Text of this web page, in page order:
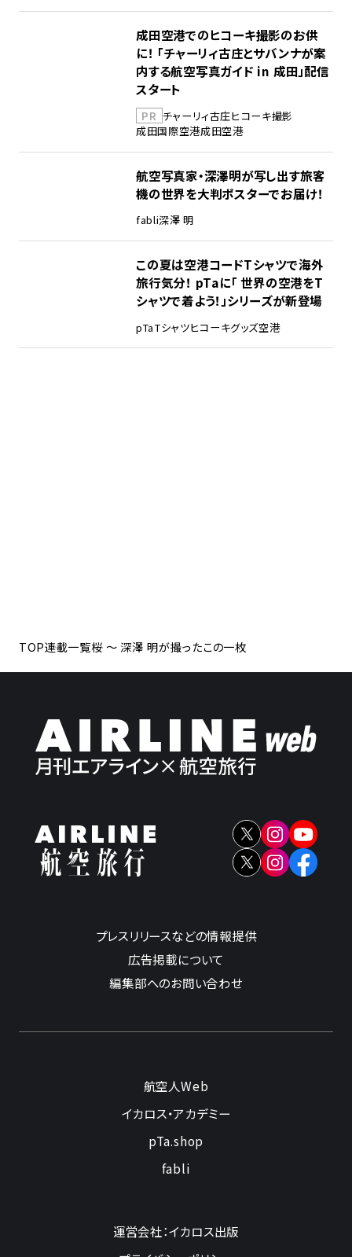
成田空港でのヒコーキ撮影のお供
に！ 「チャーリィ古庄とサバンナが案
内する航空写真ガイド in 成田」配信
スタート
PR チャーリィ古庄ヒコーキ撮影
成田国際空港成田空港
航空写真家・深澤明が写し出す旅客
機の世界を大判ポスターでお届け！
fabli深澤 明
この夏は空港コードTシャツで海外
旅行気分！ pTaに「 世界の空港をT
シャツで着よう！」シリーズが新登場
pTaTシャツヒコーキグッズ空港
TOP連載一覧桜 ～ 深澤 明が撮ったこの一枚
プレスリリースなどの情報提供
広告掲載について
編集部へのお問い合わせ
航空人Web
イカロス・アカデミー
pTa.shop
fabli
運営会社：イカロス出版